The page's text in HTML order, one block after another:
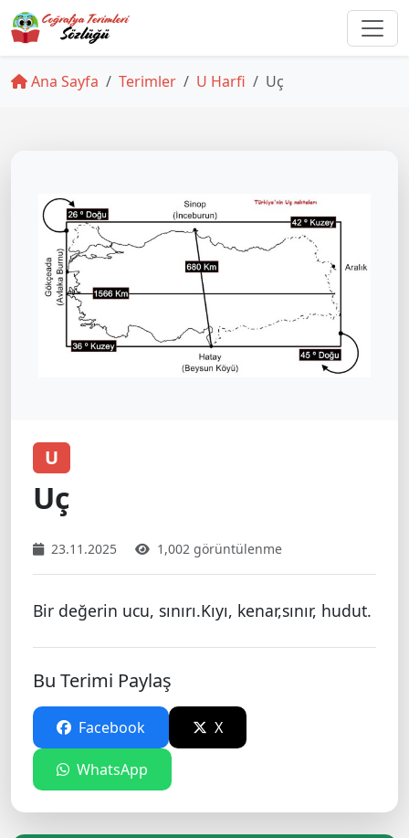
Ana Sayfa Terimler U Harfi Uç
U
Uç
23.11.2025 1,002 görüntülenme
Bir değerin ucu, sınırı.Kıyı, kenar,sınır, hudut.
Bu Terimi Paylaş
Facebook X
WhatsApp